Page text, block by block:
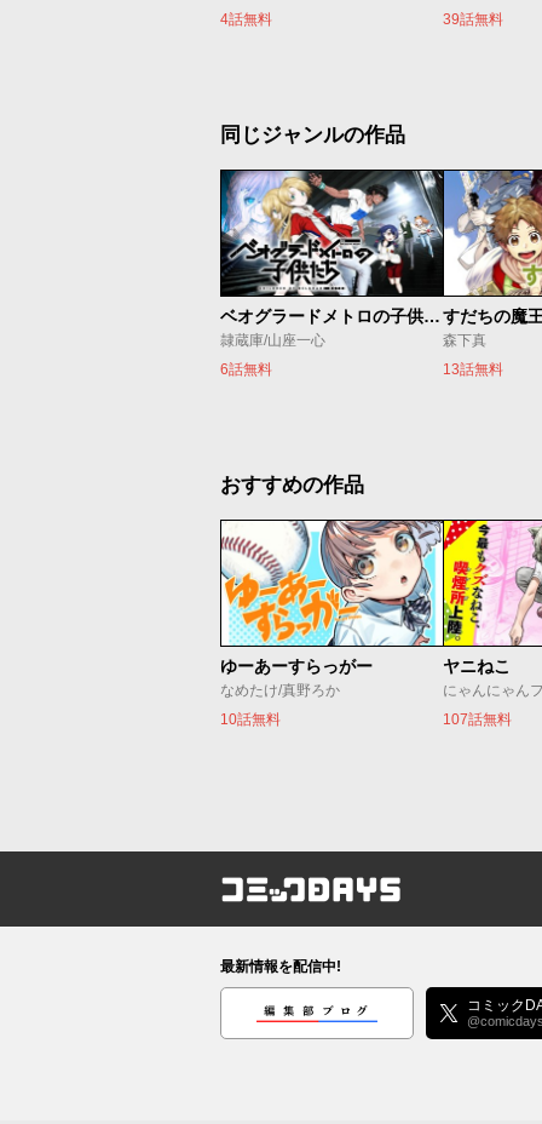
4話無料
39話無料
同じジャンルの作品
ベオグラードメトロの子供たち
隷蔵庫/山座一心
6話無料
すだちの魔
森下真
13話無料
おすすめの作品
ゆーあーすらっがー
なめたけ/真野ろか
10話無料
ヤニねこ
にゃんにゃん
107話無料
コミックDAYS
最新情報を配信中!
編集部ブログ コミック